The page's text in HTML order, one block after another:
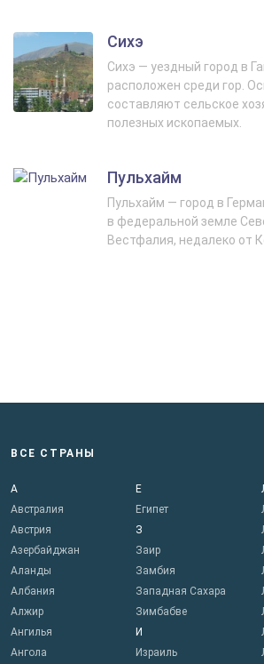
Сихэ
Сихэ — уездный город в
расположен среди гор.
составляют сельское
полезных ископаемых.
Пульхайм
Пульхайм — город в
в федеральной земле
Вестфалия, недалеко от
ВСЕ СТРАНЫ
А
Австралия
Австрия
Азербайджан
Аланды
Албания
Алжир
Ангилья
Ангола
Е
Египет
З
Заир
Замбия
Западная Сахара
Зимбабве
И
Израиль